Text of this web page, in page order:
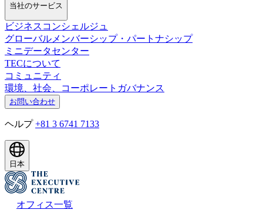
当社のサービス
ビジネスコンシェルジュ
グローバルメンバーシップ・パートナシップ
ミニデータセンター
TECについて
コミュニティ
環境、社会、コーポレートガバナンス
お問い合わせ
ヘルプ +81 3 6741 7133
日本
オフィス一覧